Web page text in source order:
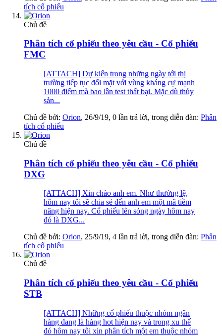
tích cổ phiếu
Chủ đề
Phân tích cổ phiếu theo yêu cầu - Cổ phiếu
FMC
[ATTACH] Dự kiến trong những ngày tới thị
trường tiếp tục đối mặt với vùng kháng cự mạnh
1000 điểm mà bao lần test thất bại. Mặc dù thủy
sản...
Chủ đề bởi: Orion, 26/9/19, 0 lần trả lời, trong diễn đàn: Phân
tích cổ phiếu
Chủ đề
Phân tích cổ phiếu theo yêu cầu - Cổ phiếu
DXG
[ATTACH] Xin chào anh em. Như thường lệ,
hôm nay tôi sẽ chia sẻ đến anh em một mã tiềm
năng hiện nay. Cổ phiếu lên sóng ngày hôm nay
đó là DXG...
Chủ đề bởi: Orion, 25/9/19, 4 lần trả lời, trong diễn đàn: Phân
tích cổ phiếu
Chủ đề
Phân tích cổ phiếu theo yêu cầu - Cổ phiếu
STB
[ATTACH] Những cổ phiếu thuộc nhóm ngân
hàng đang là hàng hot hiện nay và trong xu thế
đó hôm nay tôi xin phân tích một em thuộc nhóm